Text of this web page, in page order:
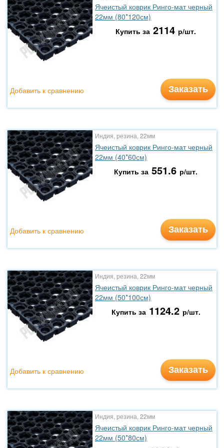
Ячеистый коврик Ринго-мат черный
22мм (80*120см)
Купить за 2114 р/шт.
Заказать
Добавить к сравнению
Индия, резина, 22мм
Ячеистый коврик Ринго-мат черный
22мм (40*60см)
Купить за 551.6 р/шт.
Заказать
Добавить к сравнению
Индия, резина, 22мм
Ячеистый коврик Ринго-мат черный
22мм (50*100см)
Купить за 1124.2 р/шт.
Заказать
Добавить к сравнению
Индия, резина, 22мм
Ячеистый коврик Ринго-мат черный
22мм (50*80см)